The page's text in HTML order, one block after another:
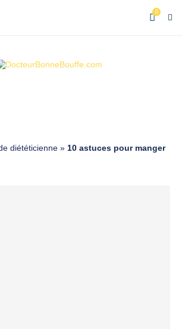
0
diététicienne » 10 astuces pour manger